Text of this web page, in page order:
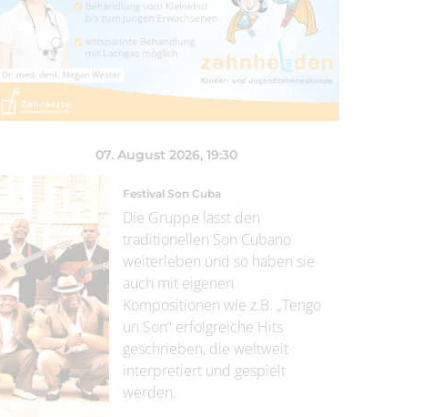
07. August 2026, 19:30
Festival Son Cuba
Die Gruppe lässt den
traditionellen Son Cubano
weiterleben und so haben sie
auch mit eigenen
Kompositionen wie z.B. „Tengo
un Son“ erfolgreiche Hits
geschrieben, die weltweit
interpretiert und gespielt
werden.